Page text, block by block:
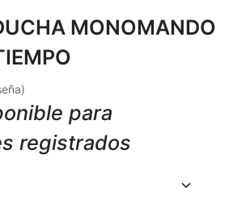
MONOMANDO
para
registrados